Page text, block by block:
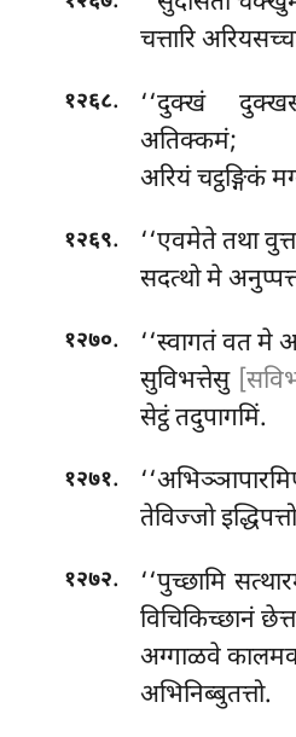
चत्तारि
१२६८. ‘‘दुक्खं
अतिक्कमं;
अरियंचट्ठङ्गिकं
१२६९.
‘‘एवमेते तथा
सदत्थो मे
१२७०.
‘‘स्वागतं वत मे
सुविभत्तेसु
सेट्ठं तदुपागमिं.
१२७१.
तेविज्जो
१२७२. ‘‘पुच्छामि
विचिकिच्छानं
अग्गाळवे
अभिनिब्बुतत्तो.